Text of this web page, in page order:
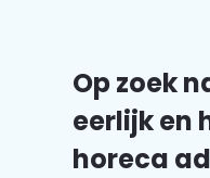
Op zoek
eerlijk en
horeca